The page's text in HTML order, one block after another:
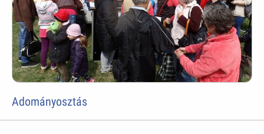
Adományosztás